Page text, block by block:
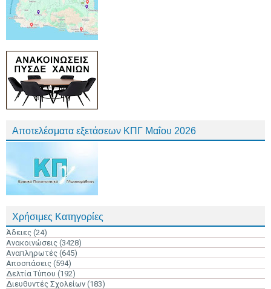
Αποτελέσματα εξετάσεων ΚΠΓ Μαΐου 2026
Χρήσιμες Κατηγορίες
Άδειες (24)
Ανακοινώσεις (3428)
Αναπληρωτές (645)
Αποσπάσεις (594)
Δελτία Τύπου (192)
Διευθυντές Σχολείων (183)